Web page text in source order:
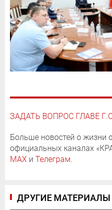
ЗАДАТЬ ВОПРОС ГЛАВЕ
Больше новостей о жизни
официальных каналах
MAX и Телеграм.
ДРУГИЕ МАТЕРИАЛЫ